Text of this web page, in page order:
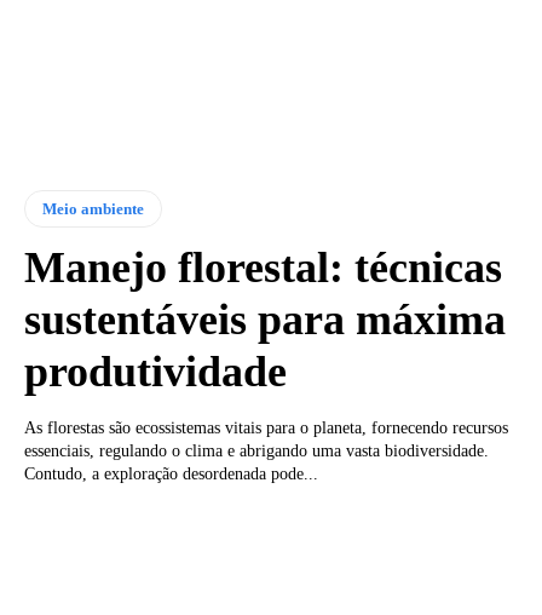
Meio ambiente
Manejo florestal: técnicas
sustentáveis para máxima
produtividade
As florestas são ecossistemas vitais para o planeta, fornecendo recursos
essenciais, regulando o clima e abrigando uma vasta biodiversidade.
Contudo, a exploração desordenada pode...